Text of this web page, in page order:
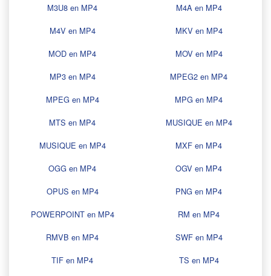
M3U8 en MP4
M4A en MP4
M4V en MP4
MKV en MP4
MOD en MP4
MOV en MP4
MP3 en MP4
MPEG2 en MP4
MPEG en MP4
MPG en MP4
MTS en MP4
MUSIQUE en MP4
MUSIQUE en MP4
MXF en MP4
OGG en MP4
OGV en MP4
OPUS en MP4
PNG en MP4
POWERPOINT en MP4
RM en MP4
RMVB en MP4
SWF en MP4
TIF en MP4
TS en MP4